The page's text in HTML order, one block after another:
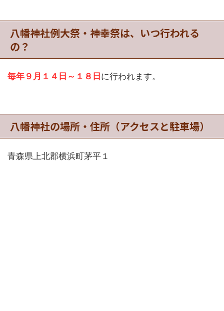
八幡神社例大祭・神幸祭は、いつ行われる
の？
毎年９月１４日～１８日 に行われます。
八幡神社の場所・住所（アクセスと駐車場）
青森県上北郡横浜町茅平１